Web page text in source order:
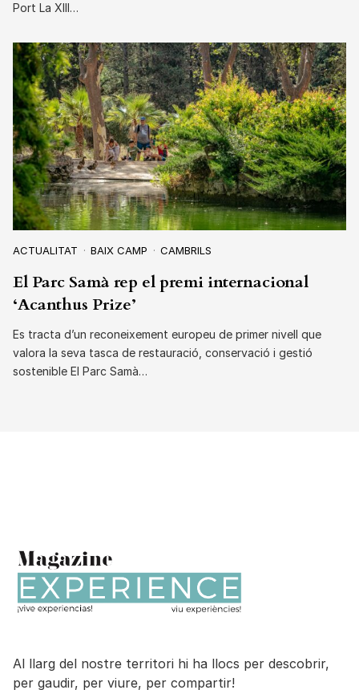
Port La XIII…
ACTUALITAT BAIX CAMP CAMBRILS
El Parc Samà rep el premi internacional
‘Acanthus Prize’
Es tracta d’un reconeixement europeu de primer nivell que
valora la seva tasca de restauració, conservació i gestió
sostenible El Parc Samà…
Al llarg del nostre territori hi ha llocs per descobrir,
per gaudir, per viure, per compartir!